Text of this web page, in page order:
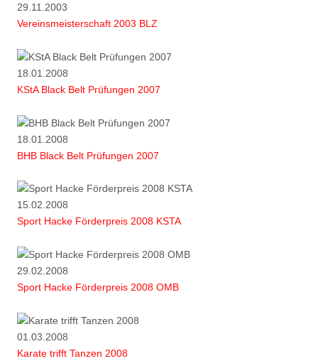
29.11.2003
Vereinsmeisterschaft 2003 BLZ
18.01.2008
KStA Black Belt Prüfungen 2007
18.01.2008
BHB Black Belt Prüfungen 2007
15.02.2008
Sport Hacke Förderpreis 2008 KSTA
29.02.2008
Sport Hacke Förderpreis 2008 OMB
01.03.2008
Karate trifft Tanzen 2008